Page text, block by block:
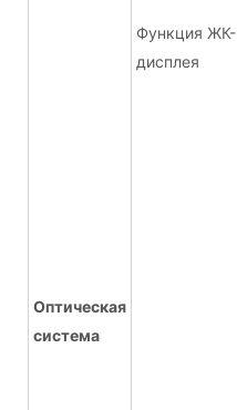
Оптическая
система
Функция ЖК-
дисплея